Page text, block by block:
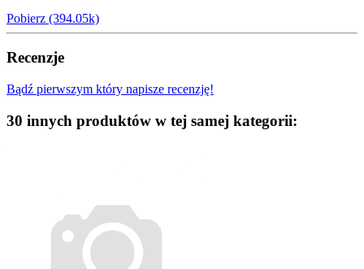
Pobierz (394.05k)
Recenzje
Bądź pierwszym który napisze recenzję!
30 innych produktów w tej samej kategorii: